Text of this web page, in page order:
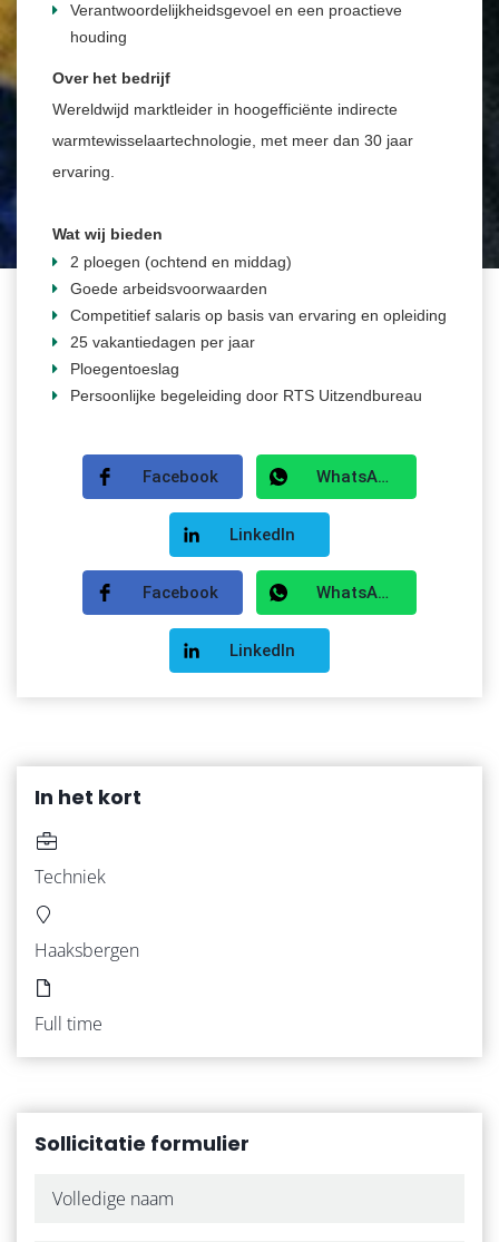
WERKNEMERS
Verantwoordelijkheidsgevoel en een proactieve
houding
Over het bedrijf
Wereldwijd marktleider in hoogefficiënte indirecte
warmtewisselaartechnologie, met meer dan 30 jaar
ervaring.
Wat wij bieden
2 ploegen (ochtend en middag)
Goede arbeidsvoorwaarden
Competitief salaris op basis van ervaring en opleiding
25 vakantiedagen per jaar
Ploegentoeslag
Persoonlijke begeleiding door RTS Uitzendbureau
Facebook WhatsApp
LinkedIn
Facebook WhatsApp
LinkedIn
In het kort
Techniek
Haaksbergen
Full time
Sollicitatie formulier